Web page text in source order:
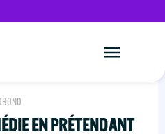
EN PRÉTENDANT